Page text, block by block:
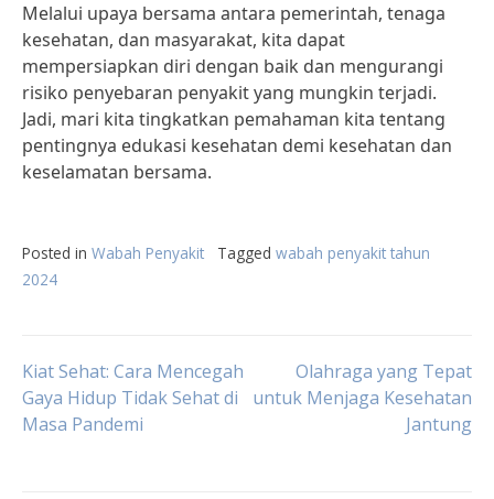
Melalui upaya bersama antara pemerintah, tenaga
kesehatan, dan masyarakat, kita dapat
mempersiapkan diri dengan baik dan mengurangi
risiko penyebaran penyakit yang mungkin terjadi.
Jadi, mari kita tingkatkan pemahaman kita tentang
pentingnya edukasi kesehatan demi kesehatan dan
keselamatan bersama.
Posted in Wabah Penyakit Tagged wabah penyakit tahun
2024
Post
navigation
Kiat Sehat: Cara Mencegah
Gaya Hidup Tidak Sehat di
Masa Pandemi
Olahraga yang Tepat
untuk Menjaga Kesehatan
Jantung